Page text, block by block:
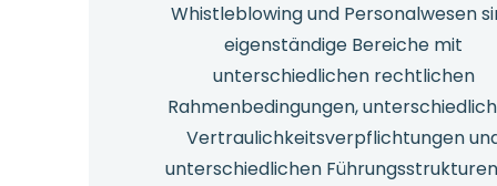
Whistleblowing und Personalwesen
eigenständige Bereiche mit
unterschiedlichen rechtlichen
Rahmenbedingungen,
Vertraulichkeitsverpflichtungen
unterschiedlichen